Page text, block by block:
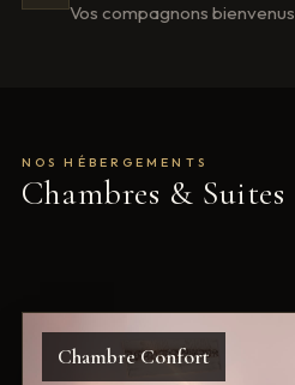
Vos compagnons bienvenus
NOS HÉBERGEMENTS
Chambres & Suites
Chambre Confort